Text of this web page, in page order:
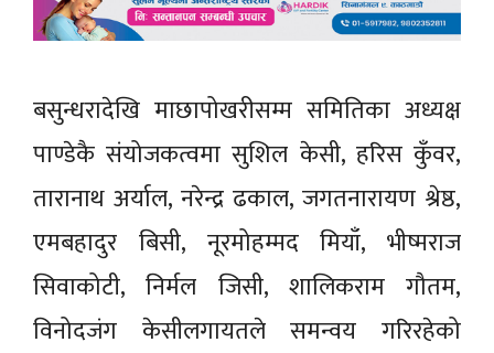
बसुन्धरादेखि माछापोखरीसम्म समितिका अध्यक्ष
पाण्डेकै संयोजकत्वमा सुशिल केसी, हरिस कुँवर,
तारानाथ अर्याल, नरेन्द्र ढकाल, जगतनारायण श्रेष्ठ,
एमबहादुर बिसी, नूरमोहम्मद मियाँ, भीष्मराज
सिवाकोटी, निर्मल जिसी, शालिकराम गौतम,
विनोदजंग केसीलगायतले समन्वय गरिरहेको